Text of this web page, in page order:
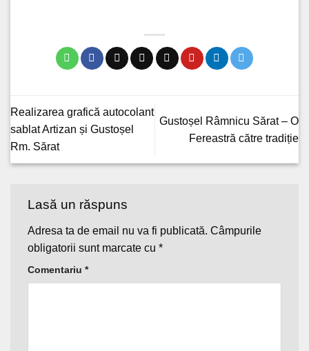
Realizarea grafică autocolant
sablat Artizan și Gustoșel
Rm. Sărat
Gustoșel Râmnicu Sărat – O
Fereastră către tradiție
Lasă un răspuns
Adresa ta de email nu va fi publicată. Câmpurile
obligatorii sunt marcate cu *
Comentariu *